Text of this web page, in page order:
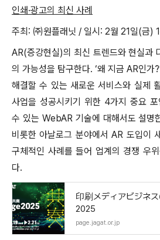
인쇄·광고의 최신 사례
주최: ㈜원플래닛 / 일시: 2월 21일(금)
AR(증강현실)의 최신 트렌드와 현실과
의 가능성을 탐구한다. ‘왜 지금 AR인가
해결할 수 있는 새로운 서비스와 실제
사업을 성공시키기 위한 4가지 중요
수 있는 WebAR 기술에 대해서도 설명
비롯한 아날로그 분야에서 AR 도입이
구체적인 사례를 들어 업계의 경쟁 우
다.
印刷メディアビジネ
2025
page.jagat.or.jp